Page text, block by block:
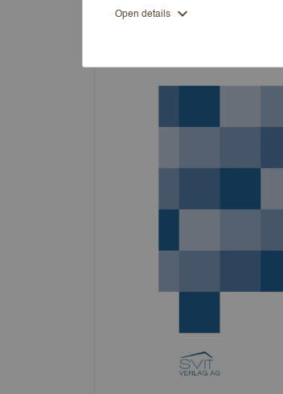
Open details expand_more